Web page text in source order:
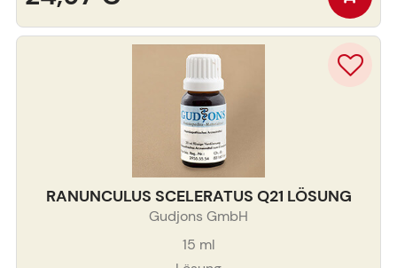
RANUNCULUS SCELERATUS Q21 LÖSUNG
Gudjons GmbH
15 ml